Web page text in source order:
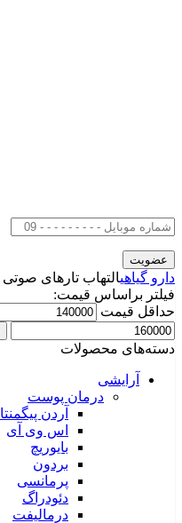
دارو گیاهیالتهاب تارهای صوتی
فیلتر براساس قیمت:
حداقل قیمت
دسته‌های محصولات
آرایشی
درمان پوست
آردن پیگمنتا
اس وی آی
بایوریچ
بردون
پرمانسی
دئودراگ
درمالیفت